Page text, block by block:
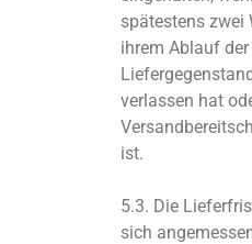
spätestens zwei
ihrem Ablauf der
verlassen hat
ist.
5.3. Die
sich